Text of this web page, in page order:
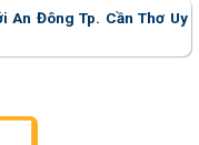
An Đông Tp. Cần Thơ Uy